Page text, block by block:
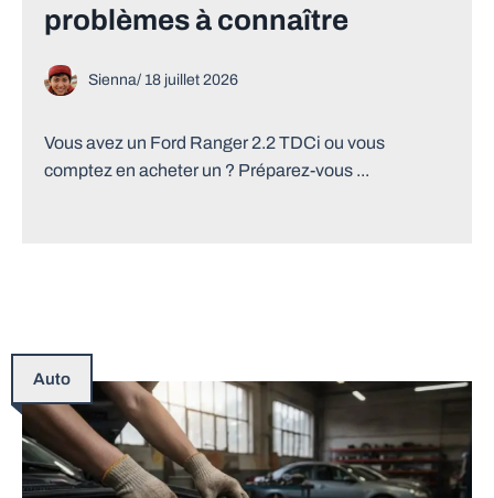
problèmes à connaître
Sienna/ 18 juillet 2026
Vous avez un Ford Ranger 2.2 TDCi ou vous
comptez en acheter un ? Préparez-vous ...
Auto